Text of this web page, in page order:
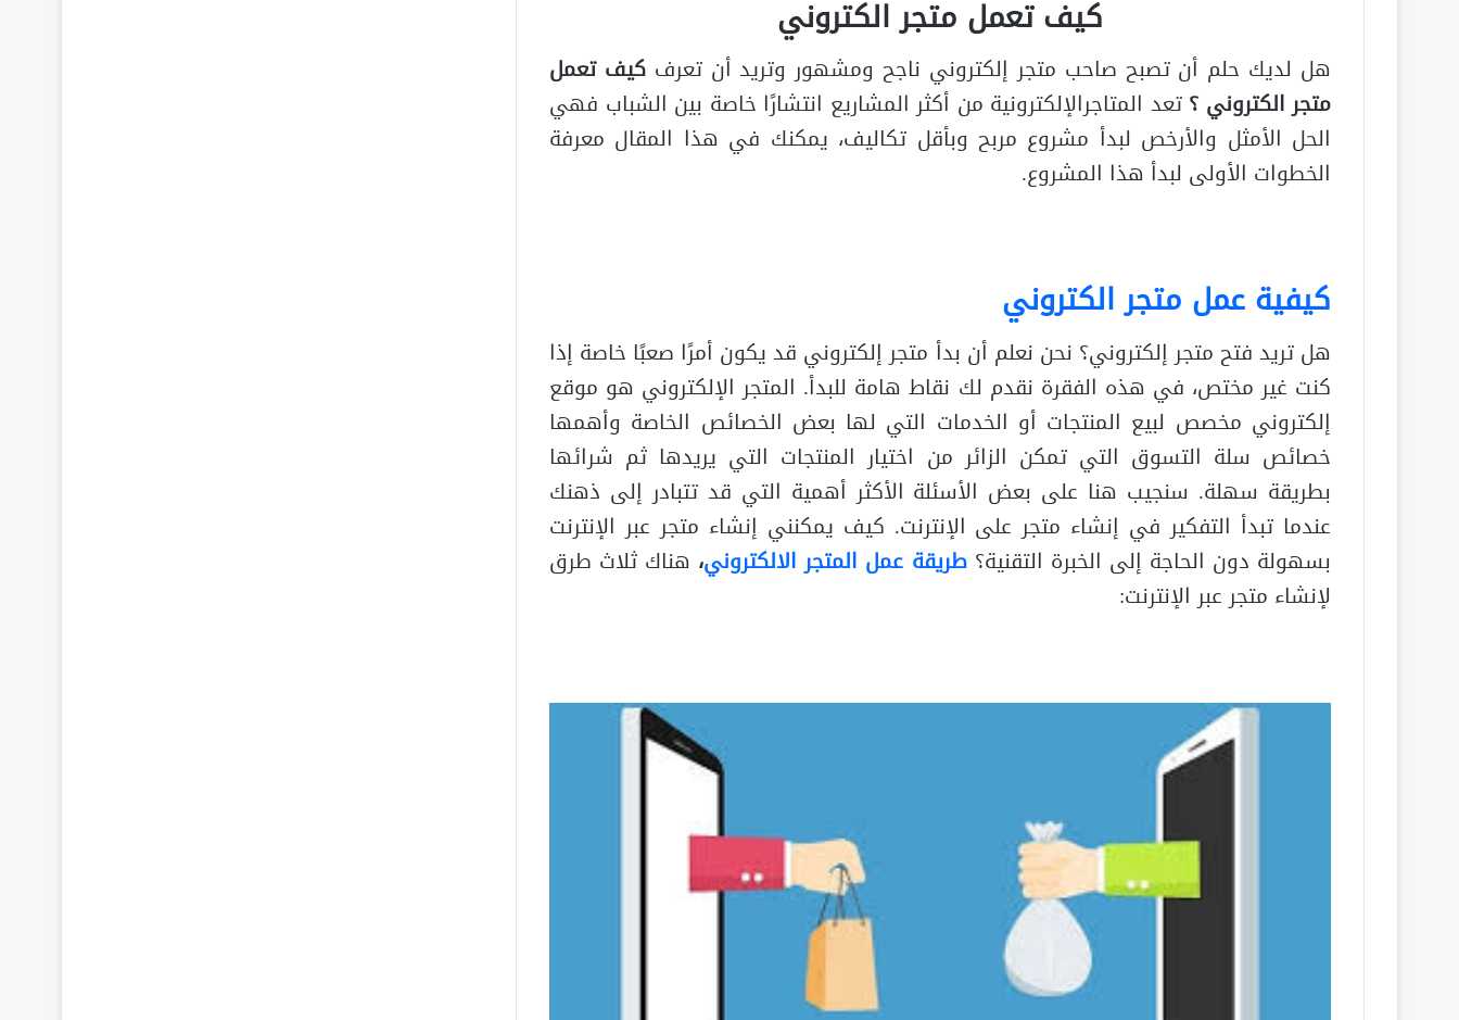
كيف تعمل متجر الكتروني
هل لديك حلم أن تصبح صاحب متجر إلكتروني ناجح ومشهور وتريد أن تعرفكيف تعمل
متجر الكتروني ؟تعد المتاجرالإلكترونية من أكثر المشاريع انتشارًا خاصة بين الشباب فهي
الحل الأمثل والأرخص لبدأ مشروع مربح وبأقل تكاليف، يمكنك في هذا المقال معرفة
الخطوات الأولى لبدأ هذا المشروع.
كيفية عمل متجر الكتروني
هل تريد فتح متجر إلكتروني؟ نحن نعلم أن بدأ متجر إلكتروني قد يكون أمرًا صعبًا خاصة إذا
كنت غير مختص، في هذه الفقرة نقدم لك نقاط هامة للبدأ. المتجر الإلكتروني هو موقع
إلكتروني مخصص لبيع المنتجات أو الخدمات التي لها بعض الخصائص الخاصة وأهمها
خصائص سلة التسوق التي تمكن الزائر من اختيار المنتجات التي يريدها ثم شرائها
بطريقة سهلة. سنجيب هنا على بعض الأسئلة الأكثر أهمية التي قد تتبادر إلى ذهنك
عندما تبدأ التفكير في إنشاء متجر على الإنترنت. كيف يمكنني إنشاء متجر عبر الإنترنت
بسهولة دون الحاجة إلى الخبرة التقنية؟طريقة عمل المتجر الالكتروني، هناك ثلاث طرق
لإنشاء متجر عبر الإنترنت: